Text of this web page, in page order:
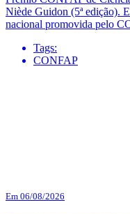
Niède Guidon (5ª edição).
nacional promovida pelo
Tags:
CONFAP
Em 06/08/2026